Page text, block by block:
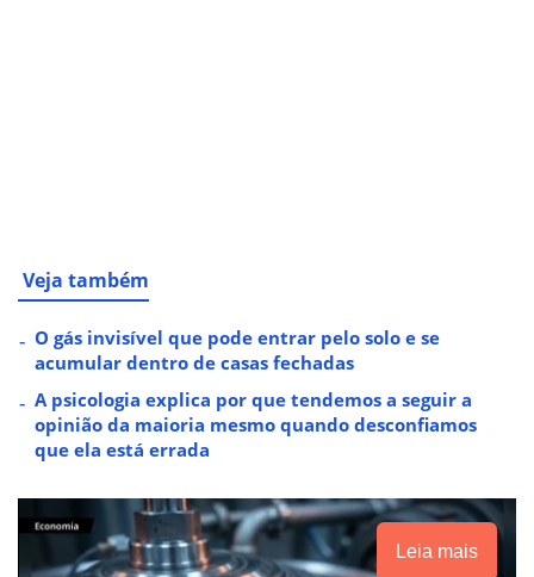
Veja também
O gás invisível que pode entrar pelo solo e se
acumular dentro de casas fechadas
A psicologia explica por que tendemos a seguir a
opinião da maioria mesmo quando desconfiamos
que ela está errada
Leia mais